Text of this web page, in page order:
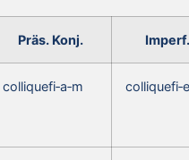
Präs. Konj.
colliquefi‑a‑m